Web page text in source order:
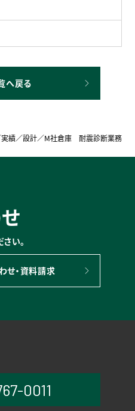
へ戻る
実績／設計／M社倉庫 耐震診断業務
い。
せ・資料請求
0011